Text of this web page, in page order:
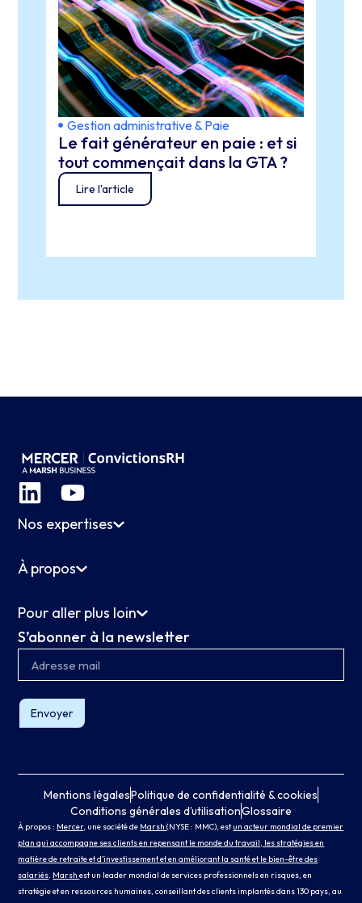
Gestion administrative & Paie
Le fait générateur en paie : et si
tout commençait dans la GTA ?
Lire l'article
Nos expertises
À propos
Pour aller plus loin
S’abonner à la newsletter
Envoyer
Mentions légalesPolitique de confidentialité & cookies
Conditions générales d’utilisationGlossaire
À propos : Mercer, une société de Marsh(NYSE : MMC), estun acteur mondial de premier
plan qui accompagne ses clients en repensant le monde du travail, les stratégies en
matière de retraite et d’investissement et en améliorant la santé et le bien-être des
salariés. Marshest un leader mondial de services professionnels en risques, en
stratégie et en ressources humaines, conseillant des clients implantés dans 130 pays, au